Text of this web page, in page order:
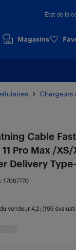
État de la
Magasins
Chargeurs
Cable
Pro Max /
Delivery
17067770
vendeur 4,2; (196